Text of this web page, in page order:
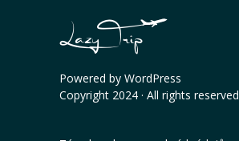
Powered by WordPress
Copyright 2024 · All rights reserved